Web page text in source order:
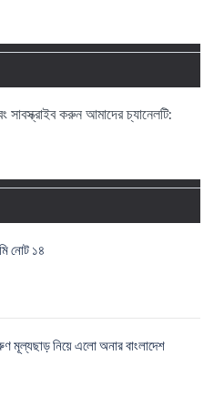
করুন আমাদের চ্যানেলটি:
নোট ১৪
মূল্যছাড় নিয়ে এলো অনার বাংলাদেশ